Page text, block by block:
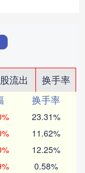
流出
换手率
换手率
23.31%
11.62%
12.25%
0.58%